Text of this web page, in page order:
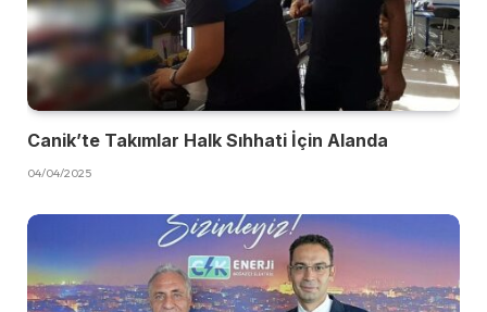
Canik’te Takımlar Halk Sıhhati İçin Alanda
04/04/2025